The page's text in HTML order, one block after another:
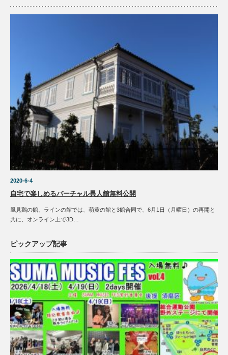
2020-6-4
自宅で楽しめるバーチャル異人館無料公開
風見鶏の館、ラインの館では、萌黄の館と3館合同で、6月1日（月曜日）の再開と
共に、オンライン上で3D…
ピックアップ記事